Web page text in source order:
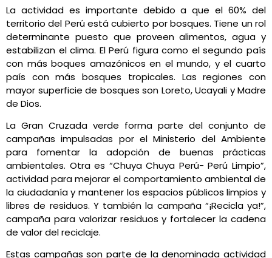
La actividad es importante debido a que el 60% del
territorio del Perú está cubierto por bosques. Tiene un rol
determinante puesto que proveen alimentos, agua y
estabilizan el clima. El Perú figura como el segundo país
con más boques amazónicos en el mundo, y el cuarto
país con más bosques tropicales. Las regiones con
mayor superficie de bosques son Loreto, Ucayali y Madre
de Dios.
La Gran Cruzada verde forma parte del conjunto de
campañas impulsadas por el Ministerio del Ambiente
para fomentar la adopción de buenas prácticas
ambientales. Otra es “Chuya Chuya Perú- Perú Limpio”,
actividad para mejorar el comportamiento ambiental de
la ciudadanía y mantener los espacios públicos limpios y
libres de residuos. Y también la campaña “¡Recicla ya!”,
campaña para valorizar residuos y fortalecer la cadena
de valor del reciclaje.
Estas campañas son parte de la denominada actividad